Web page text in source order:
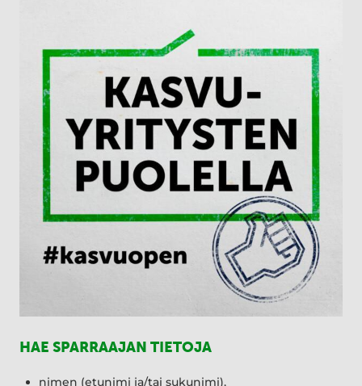
HAE SPARRAAJAN TIETOJA
nimen (etunimi ja/tai sukunimi),